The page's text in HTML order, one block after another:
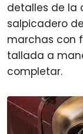
detalles de la
salpicadero
marchas con
tallada a
completar.